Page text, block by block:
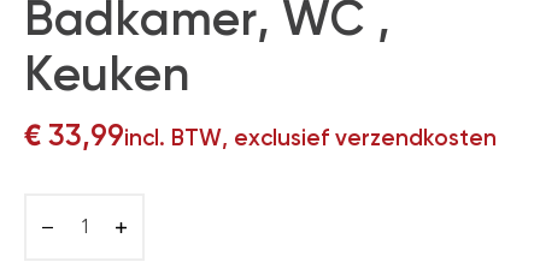
Badkamer, WC ,
Keuken
€ 33,99incl. BTW, exclusief verzendkosten